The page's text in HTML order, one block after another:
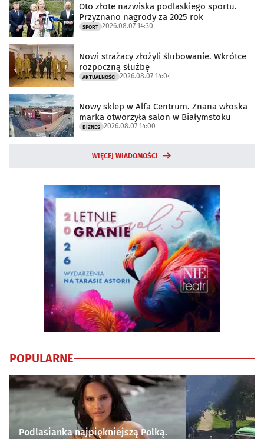
Oto złote nazwiska podlaskiego sportu.
Przyznano nagrody za 2025 rok
SPORT 2026.08.07 14:30
Nowi strażacy złożyli ślubowanie. Wkrótce
rozpoczną służbę
AKTUALNOŚCI 2026.08.07 14:04
Nowy sklep w Alfa Centrum. Znana włoska
marka otworzyła salon w Białymstoku
BIZNES 2026.08.07 14:00
WIĘCEJ WIADOMOŚCI
POPULARNE
Podlasianka najpiękniejszą Polką.